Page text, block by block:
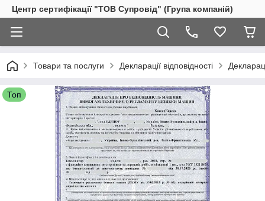
Центр сертифікації "ТОВ Супровід" (Група компаній)
Товари та послуги Декларації відповідності
Топ